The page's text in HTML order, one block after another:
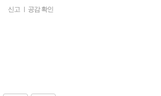
신고 | 공감 확인